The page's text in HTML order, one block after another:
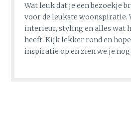
Wat leuk dat je een bezoekje
voor de leukste woonspiratie.
interieur, styling en alles wat
heeft. Kijk lekker rond en
inspiratie op en zien we je